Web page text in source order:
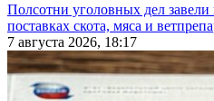
Полсотни уголовных дел
поставках скота, мяса и
7 августа 2026, 18:17